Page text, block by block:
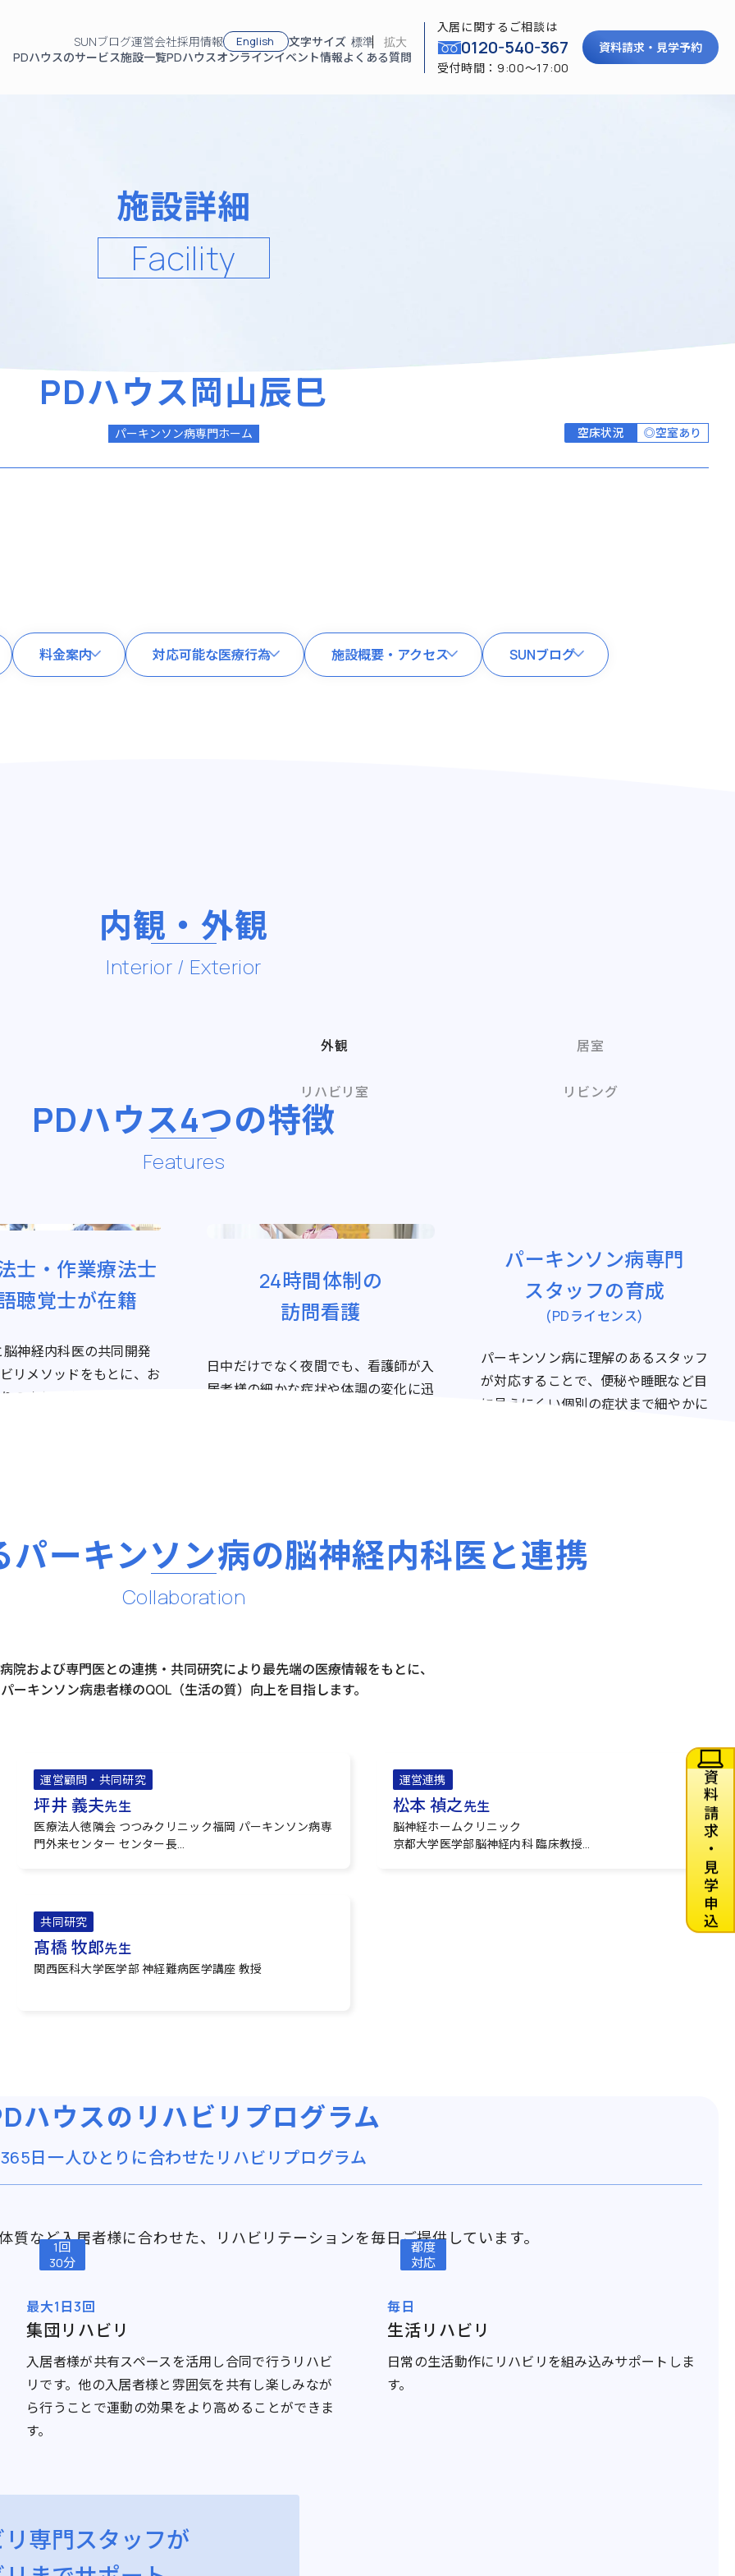
PDハウスのサービス施設一覧PDハウスオンラインイベント情報よくある質問
SUNブログ運営会社採用情報 English 文字サイズ 標準 拡大
入居に関するご相談は
0120-540-367
受付時間：9:00〜17:00
資料請求・見学予約
施設詳細
Facility
PDハウス岡山辰巳
パーキンソン病専門ホーム 空床状況 ◎空室あり
料金案内 対応可能な医療行為 施設概要・アクセス SUNブログ
内観・外観
Interior / Exterior
外観 居室
リハビリ室 リビング
PDハウス4つの特徴
Features
士・作業療法士
聴覚士が在籍
神経内科医の共同開発
リメソッドをもとに、お
の症状に応じた最適なプ
24時間体制の
訪問看護
日中だけでなく夜間でも、看護師が入
居者様の細かな症状や体調の変化に迅
パーキンソン病専門
スタッフの育成
(PDライセンス)
パーキンソン病に理解のあるスタッフ
が対応することで、便秘や睡眠など目
に見えにくい個別の症状まで細やかに
パーキンソン病の脳神経内科医と連携
Collaboration
院および専門医との連携・共同研究により最先端の医療情報をもとに、
パーキンソン病患者様のQOL（生活の質）向上を目指します。
運営顧問・共同研究
坪井 義夫先生
医療法人徳隣会 つつみクリニック福岡 パーキンソン病専
門外来センター センター長
運営連携
松本 禎之先生
脳神経ホームクリニック
京都大学医学部脳神経内科 臨床教授
共同研究
髙橋 牧郎先生
関西医科大学医学部 神経難病医学講座 教授
ハウスの リハビリプログラム
365日一人ひとりに合わせた リハビリプログラム
質など入居者様に合わせた、リハビリテーションを毎日ご提供しています。
1回
30分
最大1日3回
集団リハビリ
入居者様が共有スペースを活用し合同で行うリハビ
リです。他の入居者様と雰囲気を共有し楽しみなが
ら行うことで運動の効果をより高めることができま
す。
都度
対応
毎日
生活リハビリ
日常の生活動作にリハビリを組み込みサポートしま
す。
専門スタッフが
資料請求・見学申込